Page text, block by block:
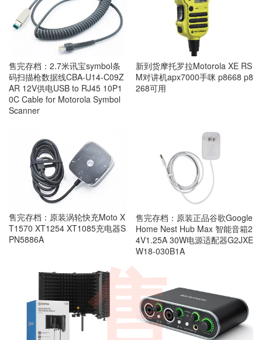
售完存档：2.7米讯宝symbol条
码扫描枪数据线CBA-U14-C09Z
AR 12V供电USB to RJ45 10P1
0C Cable for Motorola Symbol
Scanner
新到货摩托罗拉Motorola XE RS
M对讲机apx7000手咪 p8668 p8
268可用
售完存档：原装涡轮快充Moto X
T1570 XT1254 XT1085充电器S
PN5886A
售完存档：原装正品谷歌Google
Home Nest Hub Max 智能音箱2
4V1.25A 30W电源适配器G2JXE
W18-030B1A
售